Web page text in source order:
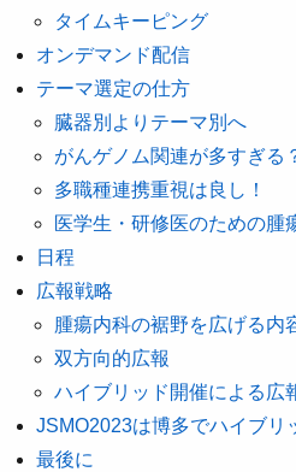
タイムキーピング
オンデマンド配信
テーマ選定の仕方
臓器別よりテーマ別へ
がんゲノム関連が多すぎる
多職種連携重視は良し！
医学生・研修医のための腫
日程
広報戦略
腫瘍内科の裾野を広げる内
双方向的広報
ハイブリッド開催による広
JSMO2023は博多でハイブリ
最後に